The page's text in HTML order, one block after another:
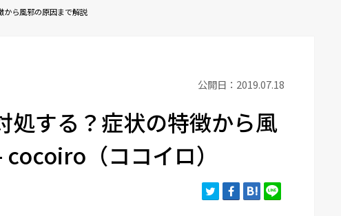
から風邪の原因まで解説
公開日：2019.07.18
処する？症状の特徴から風
（ココイロ）